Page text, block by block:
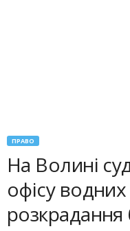
ПРАВО
На Волині
офісу водних